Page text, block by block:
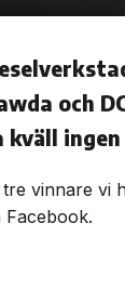
och
kväll
tre vinnare vi
Facebook.